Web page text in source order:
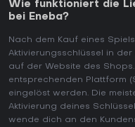
Wie funktioniert die
bei Eneba?
Nach dem Kauf eines
Aktivierungsschlüssel in
auf der Website des
entsprechenden Plattform
eingelöst werden. Die
Aktivierung deines
wende dich an den